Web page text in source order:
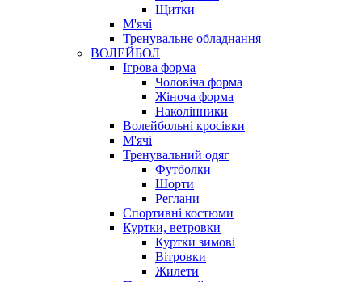
Щитки
М'ячі
Тренувальне обладнання
ВОЛЕЙБОЛ
Ігрова форма
Чоловіча форма
Жіноча форма
Наколінники
Волейбольні кросівки
М'ячі
Тренувальний одяг
Футболки
Шорти
Реглани
Спортивні костюми
Куртки, ветровки
Куртки зимові
Вітровки
Жилети